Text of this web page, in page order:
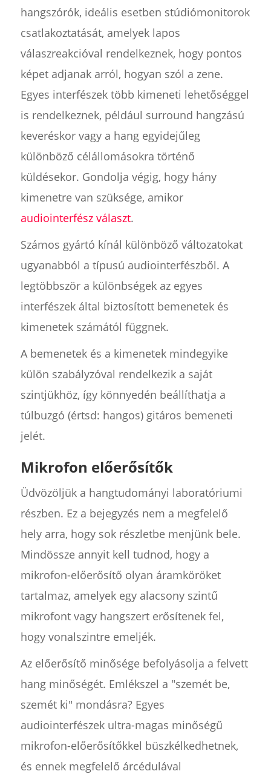
hangszórók, ideális esetben stúdiómonitorok
csatlakoztatását, amelyek lapos
válaszreakcióval rendelkeznek, hogy pontos
képet adjanak arról, hogyan szól a zene.
Egyes interfészek több kimeneti lehetőséggel
is rendelkeznek, például surround hangzású
keveréskor vagy a hang egyidejűleg
különböző célállomásokra történő
küldésekor. Gondolja végig, hogy hány
kimenetre van szüksége, amikor
audiointerfész választ.
Számos gyártó kínál különböző változatokat
ugyanabból a típusú audiointerfészből. A
legtöbbször a különbségek az egyes
interfészek által biztosított bemenetek és
kimenetek számától függnek.
A bemenetek és a kimenetek mindegyike
külön szabályzóval rendelkezik a saját
szintjükhöz, így könnyedén beállíthatja a
túlbuzgó (értsd: hangos) gitáros bemeneti
jelét.
Mikrofon előerősítők
Üdvözöljük a hangtudományi laboratóriumi
részben. Ez a bejegyzés nem a megfelelő
hely arra, hogy sok részletbe menjünk bele.
Mindössze annyit kell tudnod, hogy a
mikrofon-előerősítő olyan áramköröket
tartalmaz, amelyek egy alacsony szintű
mikrofont vagy hangszert erősítenek fel,
hogy vonalszintre emeljék.
Az előerősítő minősége befolyásolja a felvett
hang minőségét. Emlékszel a "szemét be,
szemét ki" mondásra? Egyes
audiointerfészek ultra-magas minőségű
mikrofon-előerősítőkkel büszkélkedhetnek,
és ennek megfelelő árcédulával